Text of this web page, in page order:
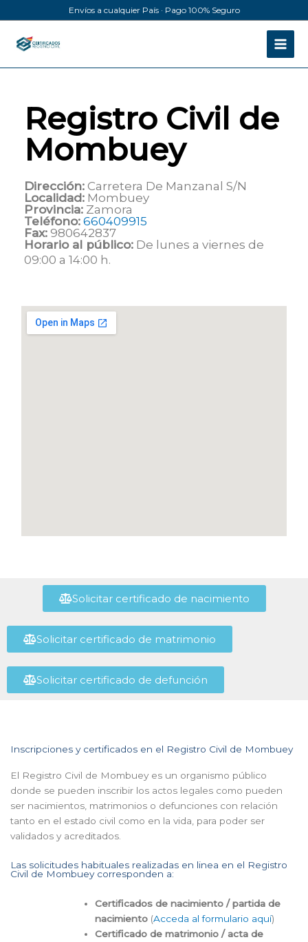
al
contenido
Envíos a cualquier País · Pago 100% Seguro
Registro Civil de
Mombuey
Dirección: Carretera De Manzanal S/N
Localidad: Mombuey
Provincia: Zamora
Teléfono: 660409915
Fax: 980642837
Horario al público: De lunes a viernes de
09:00 a 14:00 h.
Solicitar certificado de nacimiento
Solicitar certificado de matrimonio
Solicitar certificado de defunción
Inscripciones y certificados en el Registro Civil de Mombuey
El Registro Civil de Mombuey es un organismo público
donde se pueden inscribir los actos legales como pueden
ser nacimientos, matrimonios o defunciones con relación
tanto en el estado civil como en la vida, para poder ser
validados y acreditados.
Las solicitudes habituales realizadas en linea en el Registro
Civil de Mombuey corresponden a:
Certificados de nacimiento / partida de
nacimiento (Acceda al formulario aquí)
Certificado de matrimonio / acta de